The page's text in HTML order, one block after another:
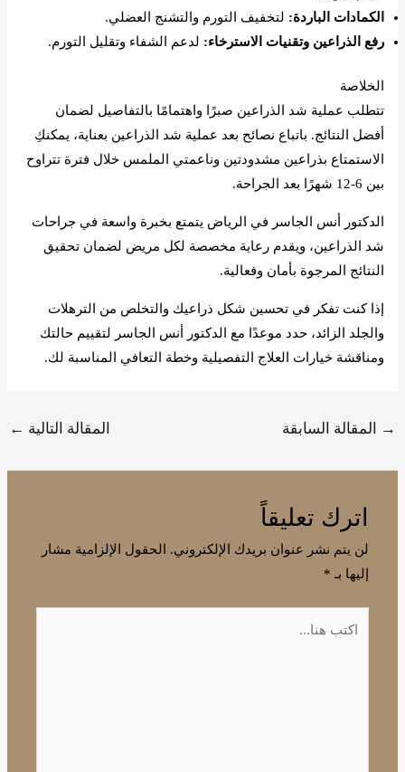
الكمادات الباردة: لتخفيف التورم والتشنج العضلي.
رفع الذراعين وتقنيات الاسترخاء: لدعم الشفاء وتقليل التورم.
الخلاصة
تتطلب عملية شد الذراعين صبرًا واهتمامًا بالتفاصيل لضمان
أفضل النتائج. باتباع نصائح بعد عملية شد الذراعين بعناية، يمكنكِ
الاستمتاع بذراعين مشدودتين وناعمتي الملمس خلال فترة تتراوح
بين 6-12 شهرًا بعد الجراحة.
الدكتور أنس الجاسر في الرياض يتمتع بخبرة واسعة في جراحات
شد الذراعين، ويقدم رعاية مخصصة لكل مريض لضمان تحقيق
النتائج المرجوة بأمان وفعالية.
إذا كنت تفكر في تحسين شكل ذراعيك والتخلص من الترهلات
والجلد الزائد، حدد موعدًا مع الدكتور أنس الجاسر لتقييم حالتك
ومناقشة خيارات العلاج التفصيلية وخطة التعافي المناسبة لك.
→ المقالة السابقة المقالة التالية ←
اترك تعليقاً
لن يتم نشر عنوان بريدك الإلكتروني.
الحقول الإلزامية مشار
إليها بـ *